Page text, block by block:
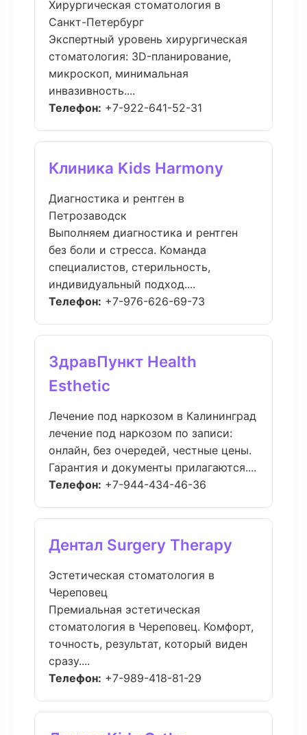
Хирургическая стоматология в
Санкт-Петербург
Экспертный уровень хирургическая
стоматология: 3D-планирование,
микроскоп, минимальная
инвазивность....
Телефон: +7-922-641-52-31
Клиника Kids Harmony
Диагностика и рентген в
Петрозаводск
Выполняем диагностика и рентген
без боли и стресса. Команда
специалистов, стерильность,
индивидуальный подход....
Телефон: +7-976-626-69-73
ЗдравПункт Health
Esthetic
Лечение под наркозом в Калининград
лечение под наркозом по записи:
онлайн, без очередей, честные цены.
Гарантия и документы прилагаются....
Телефон: +7-944-434-46-36
Дентал Surgery Therapy
Эстетическая стоматология в
Череповец
Премиальная эстетическая
стоматология в Череповец. Комфорт,
точность, результат, который виден
сразу....
Телефон: +7-989-418-81-29